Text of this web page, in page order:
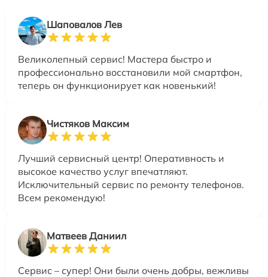
Шаповалов Лев
Великолепный сервис! Мастера быстро и
профессионально восстановили мой смартфон,
теперь он функционирует как новенький!
Чистяков Максим
Лучший сервисный центр! Оперативность и
высокое качество услуг впечатляют.
Исключительный сервис по ремонту телефонов.
Всем рекомендую!
Матвеев Даниил
Сервис – супер! Они были очень добры, вежливы